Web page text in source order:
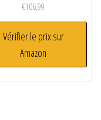
€106,99
Vérifier le prix sur
Amazon